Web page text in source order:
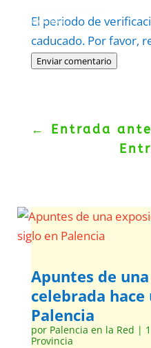
El periodo de
caducado. Por favor,
Enviar comentario
Politica–Términos.
← Entrada
Apuntes de
celebrada hace
Palencia
por Palencia en la Red |
Provincia